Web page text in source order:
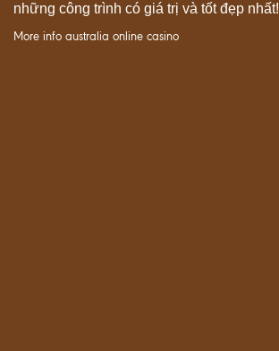
những công trình có giá trị và tốt đẹp nhất!
More info australia online casino